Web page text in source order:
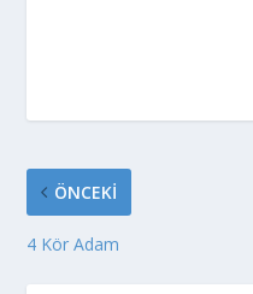
ÖNCEKI
4 Kör Adam